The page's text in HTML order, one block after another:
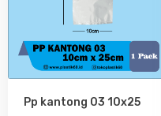
Pp kantong 03 10x25